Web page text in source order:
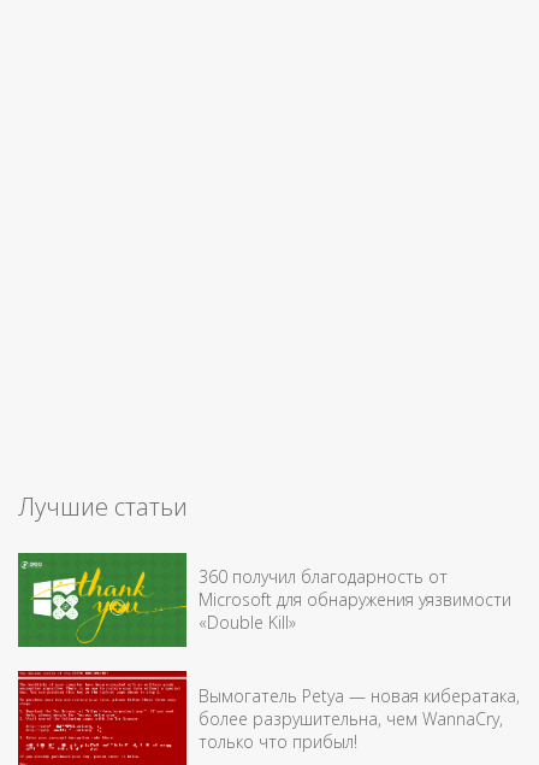
Лучшие статьи
360 получил благодарность от
Microsoft для обнаружения уязвимости
«Double Kill»
Вымогатель Petya — новая кибератака,
более разрушительна, чем WannaCry,
только что прибыл!